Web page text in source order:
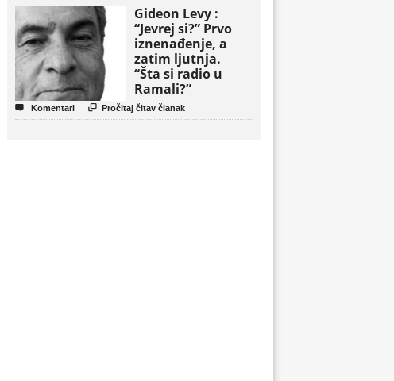
Gideon Levy :
“Jevrej si?” Prvo
iznenađenje, a
zatim ljutnja.
“Šta si radio u
Ramali?”
 Komentari  Pročitaj čitav članak